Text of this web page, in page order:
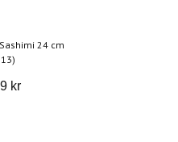
24 cm
kr